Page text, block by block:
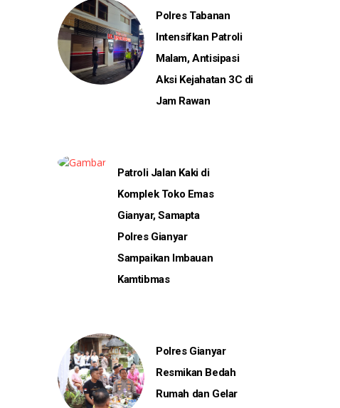
Polres Tabanan
Intensifkan Patroli
Malam, Antisipasi
Aksi Kejahatan 3C di
Jam Rawan
Patroli Jalan Kaki di
Komplek Toko Emas
Gianyar, Samapta
Polres Gianyar
Sampaikan Imbauan
Kamtibmas
Polres Gianyar
Resmikan Bedah
Rumah dan Gelar